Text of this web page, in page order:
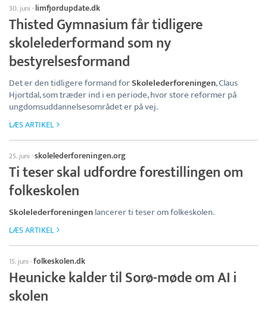
30. juni · limfjordupdate.dk
Thisted Gymnasium får tidligere
skolelederformand som ny
bestyrelsesformand
Det er den tidligere formand forSkolelederforeningen, Claus
Hjortdal, som træder ind i en periode, hvor store reformer på
ungdomsuddannelsesområdet er på vej.
LÆS ARTIKEL
25. juni ·skolelederforeningen.org
Ti teser skal udfordre forestillingen om
folkeskolen
Skolelederforeningenlancerer ti teser om folkeskolen.
LÆS ARTIKEL
15. juni ·folkeskolen.dk
Heunicke kalder til Sorø-møde om AI i
skolen